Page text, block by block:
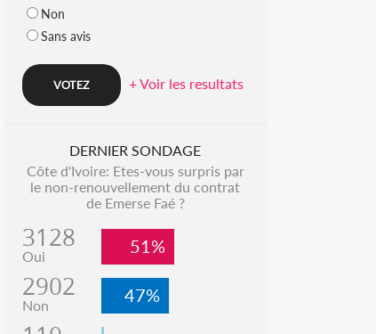
Non
Sans avis
+ Voir les resultats
DERNIER SONDAGE
Côte d'Ivoire: Etes-vous surpris par
le non-renouvellement du contrat
de Emerse Faé ?
3128
Oui 51%
2902
Non 47%